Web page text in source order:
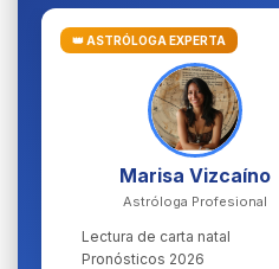
👑 ASTRÓLOGA EXPERTA
Marisa Vizcaíno
Astróloga Profesional
Lectura de carta natal
Pronósticos 2026